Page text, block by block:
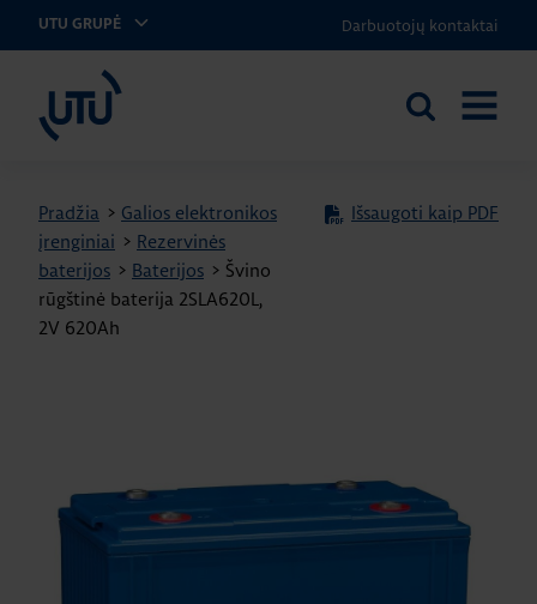
UTU GRUPĖ Darbuotojų kontaktai
UTU Lithuania
Ieškoti
Pradžia > Galios elektronikos
įrenginiai > Rezervinės
baterijos > Baterijos > Švino
rūgštinė baterija 2SLA620L,
2V 620Ah
Išsaugoti kaip PDF